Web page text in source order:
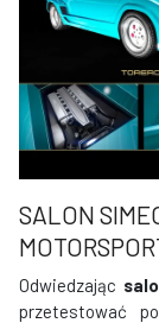
SALON
Odwiedzając
przetestować